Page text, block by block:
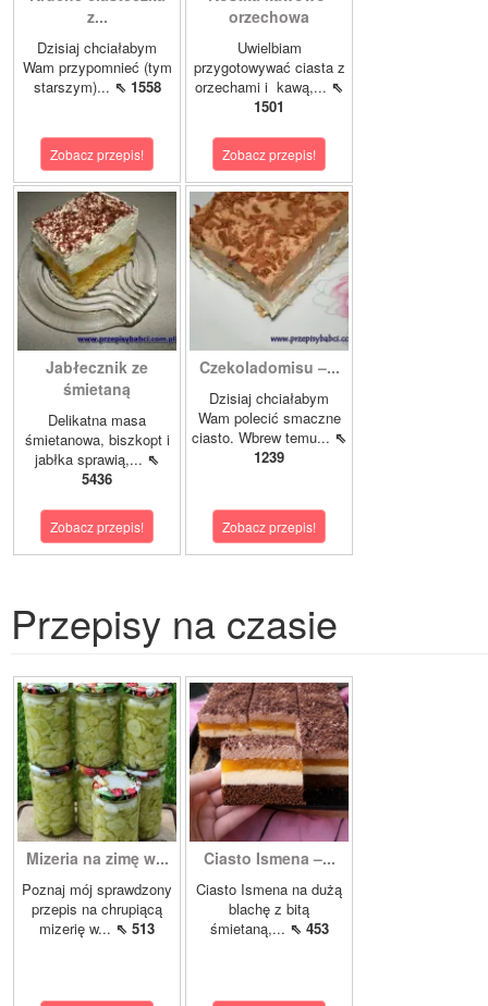
z...
Dzisiaj chciałabym
Wam przypomnieć (tym
starszym)... ⇖ 1558
Zobacz przepis!
orzechowa
Uwielbiam
przygotowywać ciasta z
orzechami i kawą,... ⇖
1501
Zobacz przepis!
Jabłecznik ze
śmietaną
Delikatna masa
śmietanowa, biszkopt i
jabłka sprawią,... ⇖
5436
Zobacz przepis!
Czekoladomisu –...
Dzisiaj chciałabym
Wam polecić smaczne
ciasto. Wbrew temu... ⇖
1239
Zobacz przepis!
Przepisy na czasie
Mizeria na zimę w...
Poznaj mój sprawdzony
przepis na chrupiącą
mizerię w... ⇖ 513
Ciasto Ismena –...
Ciasto Ismena na dużą
blachę z bitą
śmietaną,... ⇖ 453